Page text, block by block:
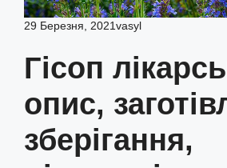
29 Березня, 2021vasyl
Гісоп
опис,
зберігання,